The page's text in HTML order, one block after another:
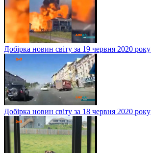
Добірка новин світу за 19 червня 2020 року
Добірка новин світу за 18 червня 2020 року